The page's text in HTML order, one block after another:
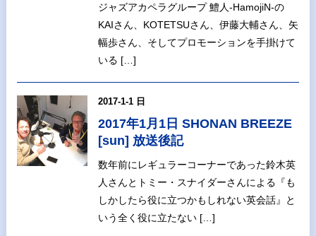
ジャズアカペラグループ 鱧人-HamojiN-の
KAIさん、KOTETSUさん、伊藤大輔さん、矢
幅歩さん、そしてプロモーションを手掛けて
いる […]
2017-1-1 日
2017年1月1日 SHONAN BREEZE
[sun] 放送後記
数年前にレギュラーコーナーであった鈴木英
人さんとトミー・スナイダーさんによる『も
しかしたら役に立つかもしれない英会話』と
いう全く役に立たない […]